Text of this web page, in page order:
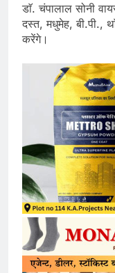
डाॅ. चंपालाल सोनी
दस्त, मधुमेह, बी.पी.,
करेंगे।